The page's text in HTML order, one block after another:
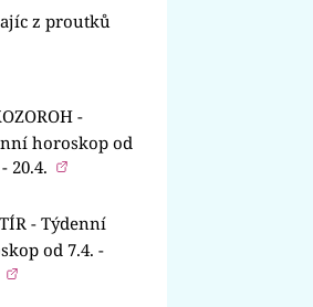
z proutků
horoskop od
20.4.
od 7.4. -